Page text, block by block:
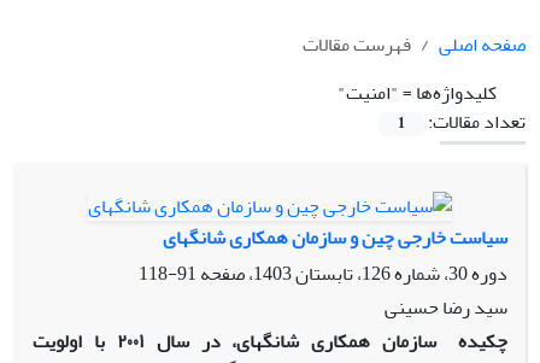
صفحه اصلی
فهرست مقالات
کلیدواژه‌ها ="امنیت"
تعداد مقالات:
1
سیاست خارجی چین و سازمان همکاری شانگهای
دوره 30، شماره 126، تابستان 1403، صفحه
91-118
سید رضا حسینی
چکیده
سازمان همکاری شانگهای، در سال ۲۰۰۱ با اولویت